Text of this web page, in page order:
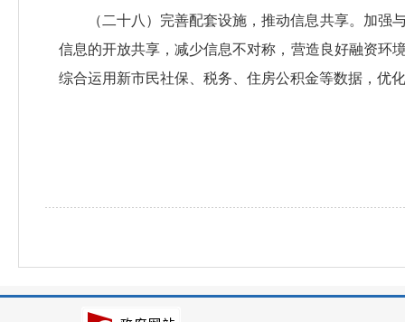
（二十八）完善配套设施，推动信息共享。加
信息的开放共享，减少信息不对称，营造良好融资环
综合运用新市民社保、税务、住房公积金等数据，优